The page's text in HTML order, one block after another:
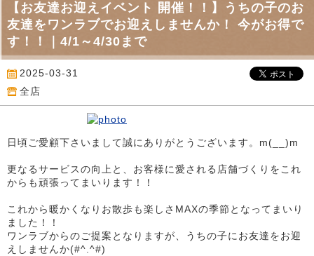
【お友達お迎えイベント 開催！！】うちの子のお
友達をワンラブでお迎えしませんか！ 今がお得で
す！！｜4/1～4/30まで
2025-03-31
全店
日頃ご愛顧下さいまして誠にありがとうございます。m(__)m
更なるサービスの向上と、お客様に愛される店舗づくりをこれ
からも頑張ってまいります！！
これから暖かくなりお散歩も楽しさMAXの季節となってまいり
ました！！
ワンラブからのご提案となりますが、うちの子にお友達をお迎
えしませんか(#^.^#)